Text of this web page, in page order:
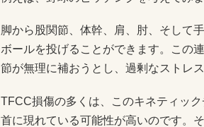
脚から股関節、体幹、肩、肘、そして
ボールを投げることができます。この
節が無理に補おうとし、過剰なストレ
TFCC損傷の多くは、このキネティッ
首に現れている可能性が高いのです。